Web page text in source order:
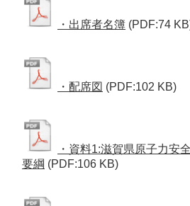
・出席者名簿 (PDF:74
・配席図 (PDF:102 KB)
・資料1:滋賀県原子力安
要綱 (PDF:106 KB)